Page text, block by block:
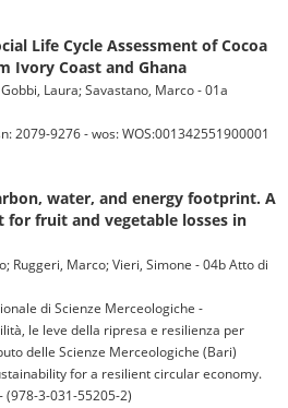
Life Cycle Assessment of Cocoa
Ivory Coast and Ghana
Laura; Savastano, Marco - 01a
2079-9276 - wos: WOS:001342551900001
water, and energy footprint. A
for fruit and vegetable losses in
Ruggeri, Marco; Vieri, Simone - 04b Atto di
di Scienze Merceologiche -
le leve della ripresa e resilienza per
delle Scienze Merceologiche (Bari)
for a resilient circular economy.
(978-3-031-55205-2)